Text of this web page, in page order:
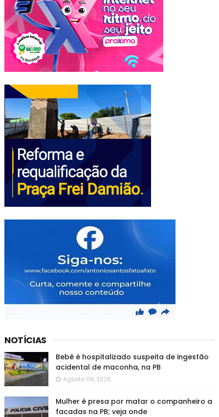
NOTÍCIAS
Bebê é hospitalizado suspeita de ingestão
acidental de maconha, na PB
Agosto 08, 2026
Mulher é presa por matar o companheiro a
facadas na PB; veja onde